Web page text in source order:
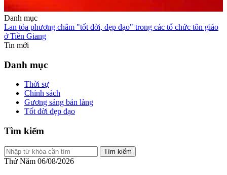
Danh mục
Lan tỏa phương châm "tốt đời, đẹp đạo" trong các tổ chức tôn giáo
ở Tiền Giang
Tin mới
Danh mục
Thời sự
Chính sách
Gương sáng bản làng
Tốt đời đẹp đạo
Tìm kiếm
Tìm kiếm
Thứ Năm 06/08/2026